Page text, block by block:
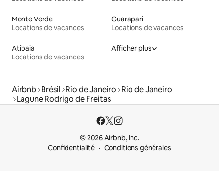
Monte Verde
Locations de vacances
Guarapari
Locations de vacances
Atibaia
Locations de vacances
Afficher plus
Airbnb Brésil Rio de Janeiro Rio de Janeiro
Lagune Rodrigo de Freitas
© 2026 Airbnb, Inc.
Confidentialité
Conditions générales